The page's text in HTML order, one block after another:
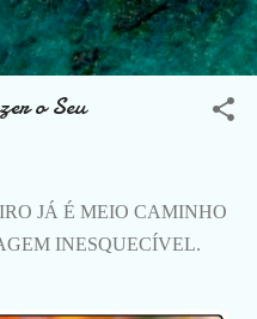
principal
o Seu
JÁ É MEIO CAMINHO
INESQUECÍVEL.